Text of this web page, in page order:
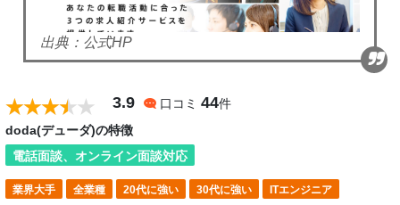
出典：公式HP
3.9 口コミ 44件
doda(デューダ)の特徴
電話面談、オンライン面談対応
業界大手 全業種 20代に強い 30代に強い ITエンジニア